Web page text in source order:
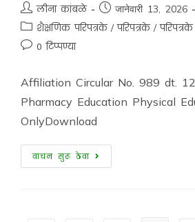
लीना कांबळे जानेवारी 13, 2026
शैक्षणिक परिपत्रके / परिपत्रके /
0 टिप्पण्या
Affiliation Circular No. 989 dt.
Pharmacy Education Physical
OnlyDownload
वाचन सुरू ठेवा